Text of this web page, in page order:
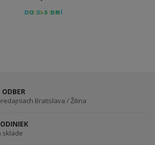
SKLADOM
DO 3-5 DNÍ
Bratislava / Žilina
sklade